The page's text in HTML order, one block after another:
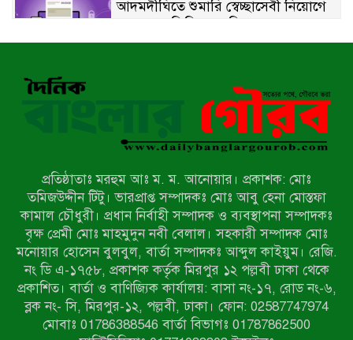
আদমদীঘিতে শুমারি স্বেচ্ছাসেবী নিয়োগে
যোগ্যতার ভিত্তিতে তালিকা প্রকাশ;
নির্বাচিতদের আ.লীগ ট্যাগে প্রচারণা
নেওয়ার হুমকি দিলেন দোড়া মাদরাসার
পরিচয় দেওয়া সভাপতি
উখিয়ায় বিজিবির অভিযানে ৪০ হাজার
ইয়াবাসহ যুবক আটক
পোরশায় ৭ মাসে ১৯ জনের অপমৃত্যু,
শীর্ষে আত্মহত্যা
হিন্দু বৌদ্ধ খ্রিস্টান কল্যাণ ফ্রন্টের
নীলফামারী কমিটি নিয়ে প্রশ্ন, প্রতিবাদে
সদস্য সচিব
দরিয়ানগরে প্যারাসেইলিং দুর্ঘটনায় পর্যটক
প্রতিষ্ঠাতাঃ মরহুম আঃ ম. ম. আনোয়ার। প্রকাশক: মোঃ
তমিজউদ্দীন টিটু। ভারপ্রাপ্ত সম্পাদকঃ মোঃ আবু হেনা মোস্তফা
কামাল চৌধুরী। প্রধান নির্বাহী সম্পাদক ও ব্যবস্থাপনা সম্পাদকঃ
বৃক্ষ প্রেমী মোঃ মাহমুদুন নবী বেলাল। সহকারী সম্পাদক মোঃ
মনোয়ার হোসেন বুলবুল, বার্তা সম্পাদকঃ আব্দুল কাইয়ুম। রেজি.
নং ডি এ-১৭৫৮, প্রকাশক কর্তৃক মিরপুর ১২ পল্লবী ঢাকা থেকে
প্রকাশিত। বার্তা ও বাণিজ্যিক কার্যালয়: বাসা নং-১৭, রোড নং-৬,
ব্লক নং- সি, মিরপুর-১২, পল্লবী, ঢাকা। ফোন: 02587747974
মোবাঃ 01786388546 বার্তা বিভাগঃ 01787862500